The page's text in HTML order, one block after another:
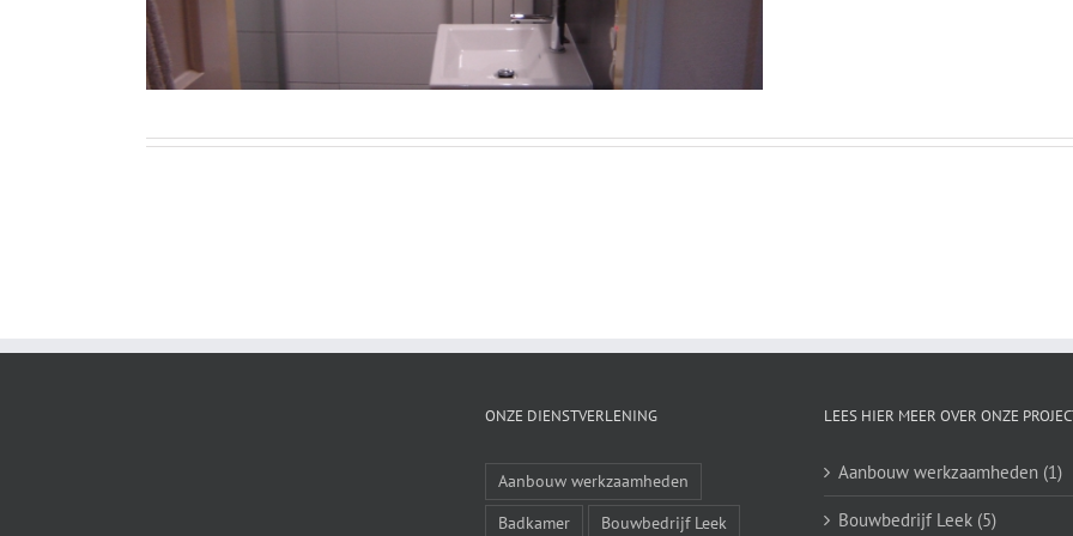
ONZE DIENSTVERLENING
Aanbouw werkzaamheden
Badkamer
Bouwbedrijf Leek
LEES HIER MEER OVER ONZE
Aanbouw werkzaamheden (1)
Bouwbedrijf Leek (5)